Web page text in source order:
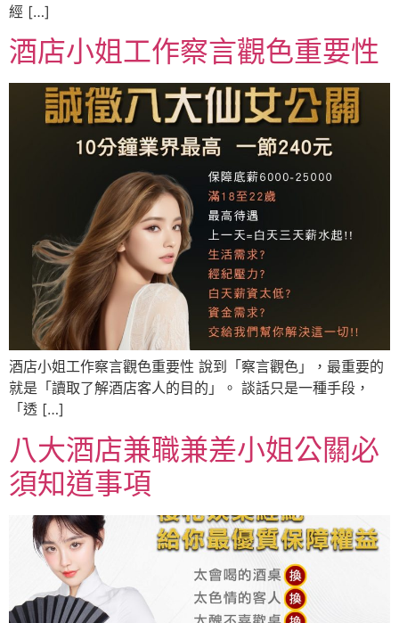
經 […]
酒店小姐工作察言觀色重要性
酒店小姐工作察言觀色重要性 說到「察言觀色」，最重要的
就是「讀取了解酒店客人的目的」。 談話只是一種手段，
「透 […]
八大酒店兼職兼差小姐公關必
須知道事項